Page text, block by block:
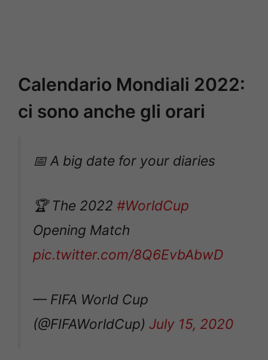
Calendario Mondiali 2022:
ci sono anche gli orari
📅 A big date for your diaries
🏆 The 2022 #WorldCup
Opening Match
pic.twitter.com/8Q6EvbAbwD
— FIFA World Cup
(@FIFAWorldCup) July 15, 2020